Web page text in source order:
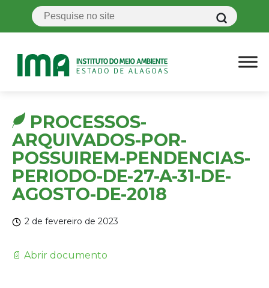
PROCESSOS-
ARQUIVADOS-POR-
POSSUIREM-PENDENCIAS-
PERIODO-DE-27-A-31-DE-
AGOSTO-DE-2018
2 de fevereiro de 2023
📄 Abrir documento